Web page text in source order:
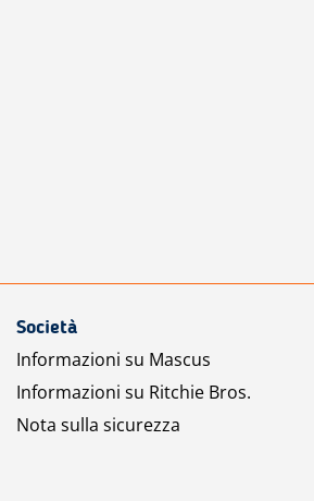
Società
Informazioni su Mascus
Informazioni su Ritchie Bros.
Nota sulla sicurezza